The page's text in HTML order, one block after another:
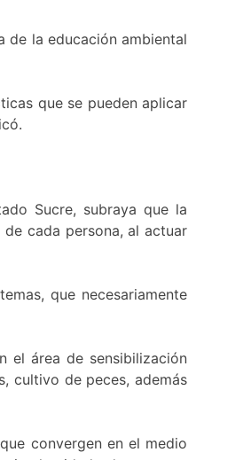
de la educación ambiental
que se pueden aplicar
Sucre, subraya que la
cada persona, al actuar
que necesariamente
el área de sensibilización
cultivo de peces, además
convergen en el medio